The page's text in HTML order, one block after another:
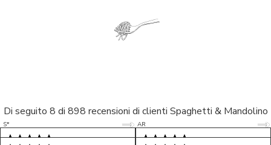
Di seguito 8 di 898 recensioni di clienti Spaghetti & Mandolino
S* 5/5
LP 5/5
AR 5/5
D* 5/5